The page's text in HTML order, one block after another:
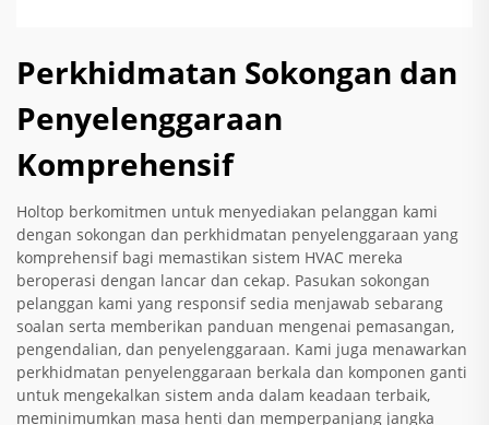
Perkhidmatan Sokongan dan
Penyelenggaraan
Komprehensif
Holtop berkomitmen untuk menyediakan pelanggan kami
dengan sokongan dan perkhidmatan penyelenggaraan yang
komprehensif bagi memastikan sistem HVAC mereka
beroperasi dengan lancar dan cekap. Pasukan sokongan
pelanggan kami yang responsif sedia menjawab sebarang
soalan serta memberikan panduan mengenai pemasangan,
pengendalian, dan penyelenggaraan. Kami juga menawarkan
perkhidmatan penyelenggaraan berkala dan komponen ganti
untuk mengekalkan sistem anda dalam keadaan terbaik,
meminimumkan masa henti dan memperpanjang jangka